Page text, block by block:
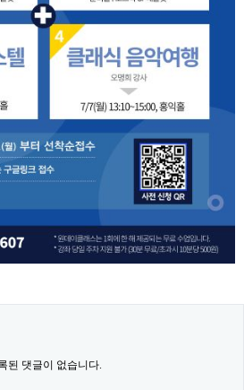
된 댓글이 없습니다.